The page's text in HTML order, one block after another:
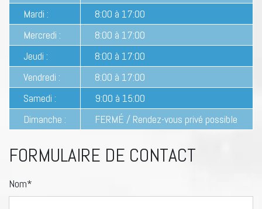
Mardi :
8:00 à 17:00
Mercredi :
8:00 à 17:00
Jeudi :
8:00 à 17:00
Vendredi :
8:00 à 17:00
Samedi :
9:00 à 15:00
Dimanche :
FERMÉ / Rendez-vous privé possible
FORMULAIRE DE CONTACT
Nom*